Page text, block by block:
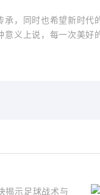
，同时也希望新时
义上说，每一次美